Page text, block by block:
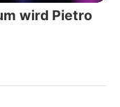
wird Pietro